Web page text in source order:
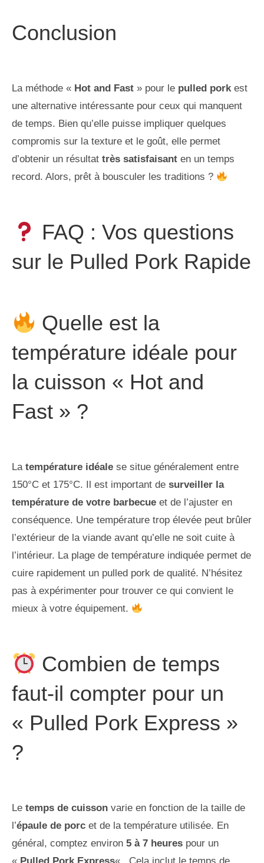
Conclusion
La méthode « Hot and Fast » pour le pulled porkest
une alternative intéressante pour ceux qui manquent
de temps. Bien qu’elle puisse impliquer quelques
compromis sur la texture et le goût, elle permet
d’obtenir un résultat très satisfaisant en un temps
record. Alors, prêt à bousculer les traditions ?
FAQ : Vos questions
sur le Pulled Pork Rapide
Quelle est la
température idéale pour
la cuisson « Hot and
Fast » ?
La température idéale se situe généralement entre
150°C et 175°C. Il est important de surveiller la
température de votre barbecue et de l’ajuster en
conséquence. Une température trop élevée peut brûler
l’extérieur de la viande avant qu’elle ne soit cuite à
l’intérieur. La plage de température indiquée permet de
cuire rapidement un pulled pork de qualité. N’hésitez
pas à expérimenter pour trouver ce qui convient le
mieux à votre équipement.
Combien de temps
faut-il compter pour un
« Pulled Pork Express »
?
Le temps de cuisson varie en fonction de la taille de
l’épaule de porc et de la température utilisée. En
général, comptez environ 5 à 7 heures pour un